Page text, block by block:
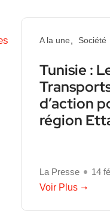
A la une Société
Tunisie :
d’action
région
La Presse
14
Voir Plus